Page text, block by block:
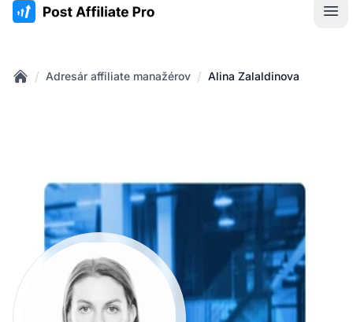
:site.title
/ Adresár affiliate manažérov / Alina Zalaldinova